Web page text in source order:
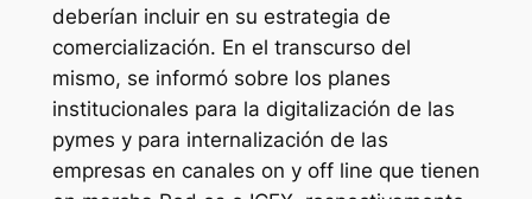
deberían incluir en su estrategia de
comercialización. En el transcurso del
mismo, se informó sobre los planes
institucionales para la digitalización de las
pymes y para internalización de las
empresas en canales on y off line que tienen